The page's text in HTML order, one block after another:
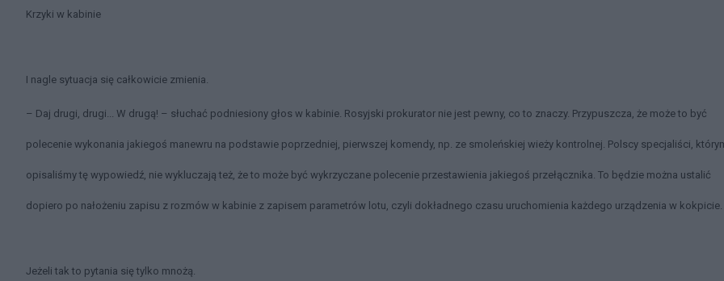
Krzyki w kabinie
I nagle sytuacja się całkowicie zmienia.
– Daj drugi, drugi... W drugą! – słuchać podniesiony głos w kabinie. Rosyjski prokurator nie jest pewny, co to znaczy. Przypuszcza, że może to być
polecenie wykonania jakiegoś manewru na podstawie poprzedniej, pierwszej komendy, np. ze smoleńskiej wieży kontrolnej. Polscy specjaliści,
opisaliśmy tę wypowiedź, nie wykluczają też, że to może być wykrzyczane polecenie przestawienia jakiegoś przełącznika. To będzie można ustalić
dopiero po nałożeniu zapisu z rozmów w kabinie z zapisem parametrów lotu, czyli dokładnego czasu uruchomienia każdego urządzenia w kokpicie.
Jeżeli tak to pytania się tylko mnożą.